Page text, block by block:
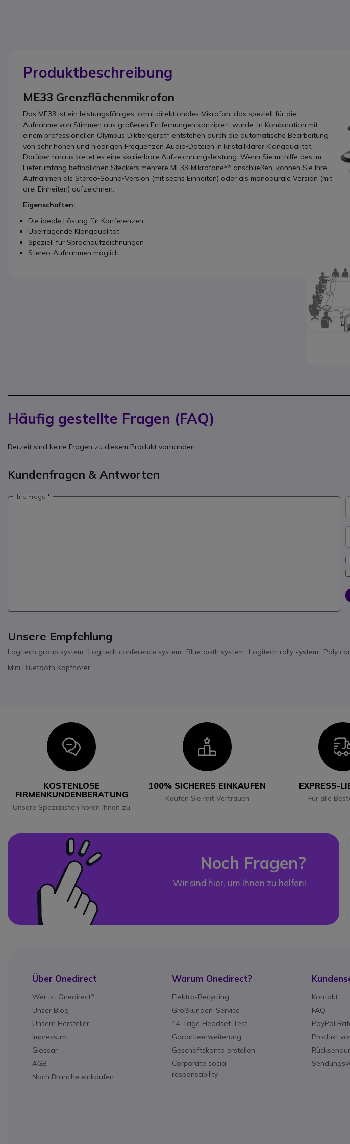
Produktbeschreibung
ME33 Grenzflächenmikrofon
Das ME33 ist ein leistungsfähiges, omni‑direktionales Mikrofon, das speziell für die
Aufnahme von Stimmen aus größeren Entfernungen konzipiert wurde. In Kombination mit
einem professionellen Olympus Diktiergerät* entstehen durch die automatische Bearbeitung
von sehr hohen und niedrigen Frequenzen Audio‑Dateien in kristallklarer Klangqualität.
Darüber hinaus bietet es eine skalierbare Aufzeichnungsleistung: Wenn Sie mithilfe des im
Lieferumfang befindlichen Steckers mehrere ME33‑Mikrofone** anschließen, können Sie Ihre
Aufnahmen als Stereo‑Sound‑Version (mit sechs Einheiten) oder als monoaurale Version (mit
drei Einheiten) aufzeichnen.
Eigenschaften:
Die ideale Lösung für Konferenzen
Überragende Klangqualität
Speziell für Sprachaufzeichnungen
Stereo‑Aufnahmen möglich
Häufig gestellte Fragen (FAQ)
Derzeit sind keine Fragen zu diesem Produkt vorhanden.
Kundenfragen & Antworten
Ihre Frage
Unsere Empfehlung
Logitech group system Logitech conference system Bluetooth system Logitech rally system Poly
Mini Bluetooth Kopfhörer
Icon
KOSTENLOSE
FIRMENKUNDENBERATUNG
Unsere Spezialisten hören Ihnen zu
Icon
100% SICHERES EINKAUFEN
Kaufen Sie mit Vertrauen
EXPRESS-
Für alle
Noch Fragen?
Wir sind hier, um Ihnen zu helfen!
Über Onedirect
Wer ist Onedirect?
Unser Blog
Unsere Hersteller
Impressum
Glossar
AGB
Nach Branche einkaufen
Warum Onedirect?
Elektro-Recycling
Großkunden-Service
14-Tage Headset-Test
Garantieerweiterung
Geschäftskonto erstellen
Corporate social
responsability
Kontakt
FAQ
PayPal
Produkt